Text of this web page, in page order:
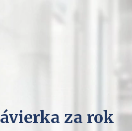
za rok